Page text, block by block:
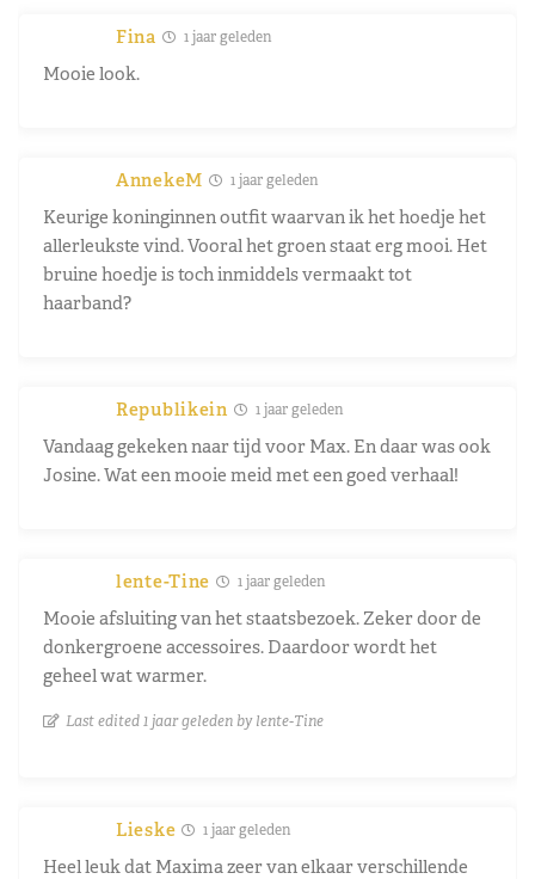
Fina 1 jaar geleden
Mooie look.
AnnekeM 1 jaar geleden
Keurige koninginnen outfit waarvan ik het hoedje het
allerleukste vind. Vooral het groen staat erg mooi. Het
bruine hoedje is toch inmiddels vermaakt tot
haarband?
Republikein 1 jaar geleden
Vandaag gekeken naar tijd voor Max. En daar was ook
Josine. Wat een mooie meid met een goed verhaal!
lente-Tine 1 jaar geleden
Mooie afsluiting van het staatsbezoek. Zeker door de
donkergroene accessoires. Daardoor wordt het
geheel wat warmer.
Last edited 1 jaar geleden by lente-Tine
Lieske 1 jaar geleden
Heel leuk dat Maxima zeer van elkaar verschillende